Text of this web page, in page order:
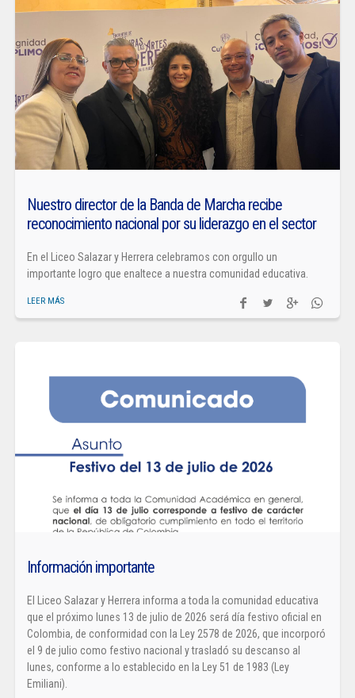
Nuestro director de la Banda de Marcha recibe
reconocimiento nacional por su liderazgo en el sector
En el Liceo Salazar y Herrera celebramos con orgullo un
importante logro que enaltece a nuestra comunidad educativa.
LEER MÁS
Información importante
El Liceo Salazar y Herrera informa a toda la comunidad educativa
que el próximo lunes 13 de julio de 2026 será día festivo oficial en
Colombia, de conformidad con la Ley 2578 de 2026, que incorporó
el 9 de julio como festivo nacional y trasladó su descanso al
lunes, conforme a lo establecido en la Ley 51 de 1983 (Ley
Emiliani).